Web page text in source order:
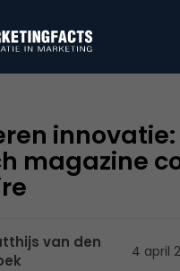
magazine
van den
4 april